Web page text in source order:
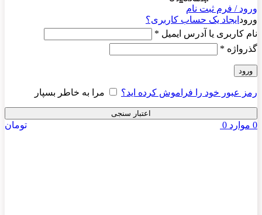
ورود / فرم ثبت نام
ورود ایجاد یک حساب کاربری؟
نام کاربری یا آدرس ایمیل *
گذرواژه *
ورود
رمز عبور خود را فراموش کرده اید؟ مرا به خاطر بسپار
اعتبار سنجی
0 موارد 0 تومان